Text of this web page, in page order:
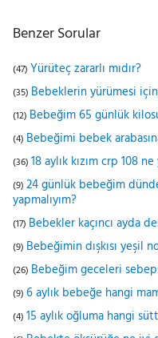
Benzer Sorular
(47) Yürüteç zararlı mıdır?
(35) Bebeklerin yürümesi
(12) Bebeğim 65 günlük
(4) Bebeğimi bebek
(36) 18 aylık kızım crp 108
(9) 24 günlük bebeğim
yapmalıyım?
(17) Bebekler kaçıncı ayda
(9) Bebeğimin dışkısı yeşil
(26) Bebeğim geceleri
(9) 6 aylık bebeğe hangi
(4) 15 aylık oğluma hangi